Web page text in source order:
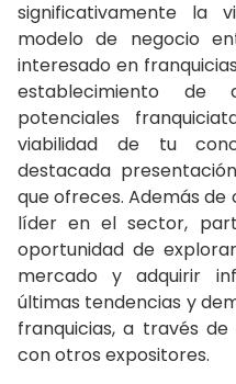
significativamente la
modelo de negocio
interesado en
establecimiento de
potenciales
viabilidad de tu
destacada
que ofreces. Además
líder en el sector,
oportunidad de
mercado y adquirir
últimas tendencias y
franquicias, a través
con otros expositores.